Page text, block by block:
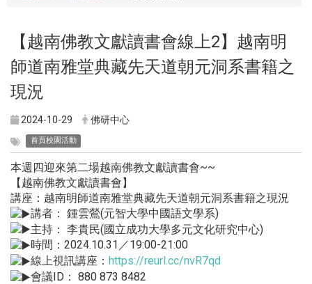
【越南佛教文獻讀書會線上2】越南明
師道南雅堂典藏先天道朝元洞系書籍之
現況
2024-10-29 佛研中心
首頁校園活動
本週四迎來第二場越南佛教文獻讀書會~~
【越南佛教文獻讀書會】
講座：越南明師道南雅堂典藏先天道朝元洞系書籍之現況
講者： 鍾雲鶯(元智大學中國語文學系)
主持： 李貴民(國立成功大學多元文化研究中心)
時間：2024.10.31／19:00-21:00
線上視訊講座： https://reurl.cc/nvR7qd
會議ID： 880 873 8482